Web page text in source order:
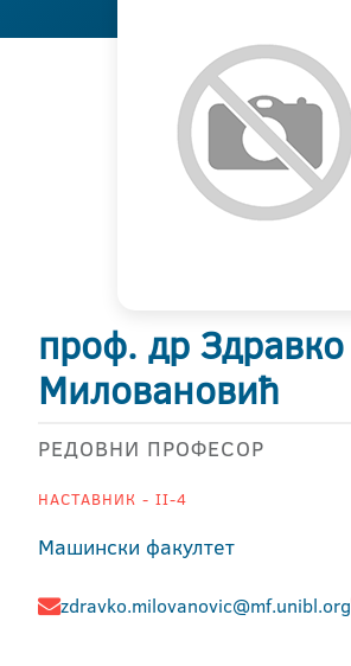
проф. др Здравко
Миловановић
РЕДОВНИ ПРОФЕСОР
НАСТАВНИК - II-4
Машински факултет
zdravko.milovanovic@mf.unibl.org